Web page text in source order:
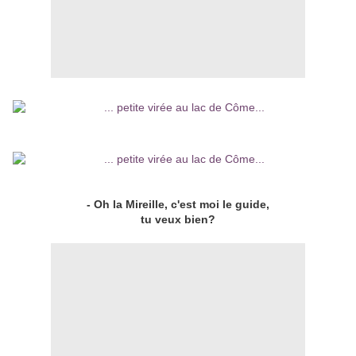
- Oh la Mireille, c'est moi le guide,
tu veux bien?